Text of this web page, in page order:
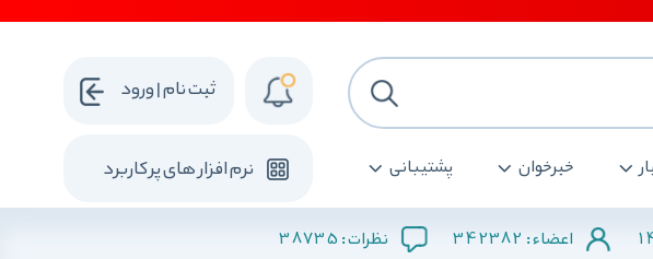
خبرخوان پشتیبانی نرم افزار های پرکاربرد
ثبت نام | ورود
اعضاء : 342382 نظرات : 38735